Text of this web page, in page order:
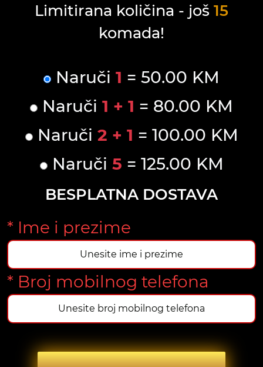
Limitirana količina - još 15
komada!
Naruči 1 = 50.00 KM
Naruči 1 + 1 = 80.00 KM
Naruči 2 + 1 = 100.00 KM
Naruči 5 = 125.00 KM
BESPLATNA DOSTAVA
* Ime i prezime
* Broj mobilnog telefona